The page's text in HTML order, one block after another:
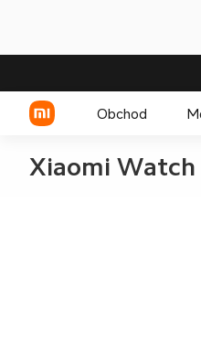
Obchod
Xiaomi Watch